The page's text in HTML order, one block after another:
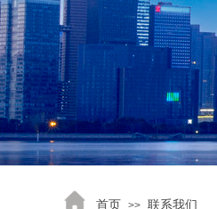
首页 >> 联系我们